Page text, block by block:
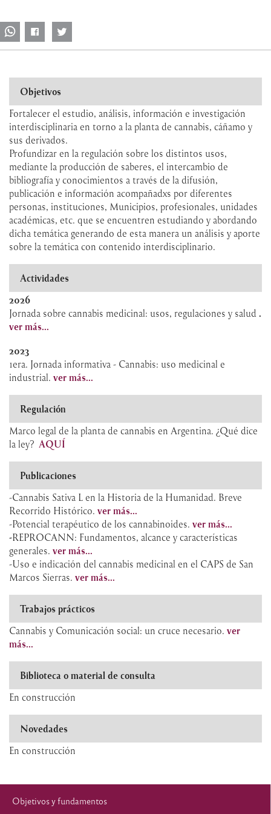
Objetivos
Fortalecer el estudio, análisis, información e investigación
interdisciplinaria en torno a la planta de cannabis, cáñamo y
sus derivados.
Profundizar en la regulación sobre los distintos usos,
mediante la producción de saberes, el intercambio de
bibliografía y conocimientos a través de la difusión,
publicación e información acompañadxs por diferentes
personas, instituciones, Municipios, profesionales, unidades
académicas, etc. que se encuentren estudiando y abordando
dicha temática generando de esta manera un análisis y aporte
sobre la temática con contenido interdisciplinario.
Actividades
2026
Jornada sobre cannabis medicinal: usos, regulaciones y salud .
ver más...
2023
1era. Jornada informativa - Cannabis: uso medicinal e
industrial. ver más...
Regulación
Marco legal de la planta de cannabis en Argentina. ¿Qué dice
la ley? AQUÍ
Publicaciones
-Cannabis Sativa L en la Historia de la Humanidad. Breve
Recorrido Histórico. ver más...
-Potencial terapéutico de los cannabinoides. ver más...
-REPROCANN: Fundamentos, alcance y características
generales. ver más...
-Uso e indicación del cannabis medicinal en el CAPS de San
Marcos Sierras. ver más...
Trabajos prácticos
Cannabis y Comunicación social: un cruce necesario. ver
más...
Biblioteca o material de consulta
En construcción
Novedades
En construcción
Objetivos y fundamentos